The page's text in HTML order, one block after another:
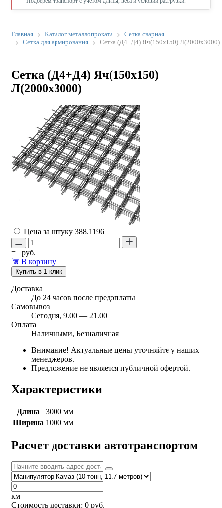
Главная Каталог металлопроката
Сетка сварная
Сетка для армирования
Сетка (Д4+Д4) Яч(150х150) Л(2000х3000)
Сетка (Д4+Д4) Яч(150х150)
Л(2000х3000)
Цена за штуку 388.1196
=
руб.
В корзину
Купить в 1 клик
Доставка
До 24 часов после предоплаты
Самовывоз
Сегодня, 9.00 — 21.00
Оплата
Наличными, Безналичная
Внимание! Актуальные цены уточняйте у наших
менеджеров.
Предложение не является публичной офертой.
Характеристики
Длина
3000 мм
Ширина 1000 мм
Расчет доставки автотранспортом
км
Стоимость доставки: 0 руб.